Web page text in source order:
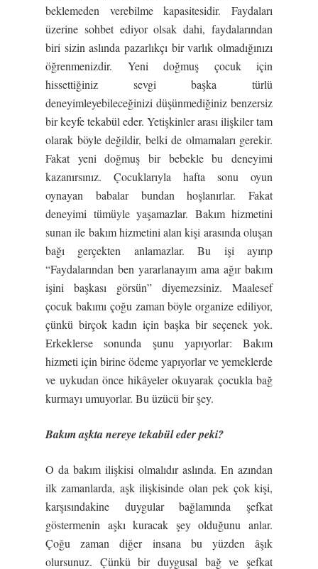
beklemeden verebilme kapasitesidir. Faydaları
üzerine sohbet ediyor olsak dahi, faydalarından
biri sizin aslında pazarlıkçı bir varlık olmadığınızı
öğrenmenizdir. Yeni doğmuş çocuk için
hissettiğiniz sevgi başka türlü
deneyimleyebileceğinizi düşünmediğiniz benzersiz
bir keyfe tekabül eder. Yetişkinler arası ilişkiler tam
olarak böyle değildir, belki de olmamaları gerekir.
Fakat yeni doğmuş bir bebekle bu deneyimi
kazanırsınız. Çocuklarıyla hafta sonu oyun
oynayan babalar bundan hoşlanırlar. Fakat
deneyimi tümüyle yaşamazlar. Bakım hizmetini
sunan ile bakım hizmetini alan kişi arasında oluşan
bağı gerçekten anlamazlar. Bu işi ayırıp
“Faydalarından ben yararlanayım ama ağır bakım
işini başkası görsün” diyemezsiniz. Maalesef
çocuk bakımı çoğu zaman böyle organize ediliyor,
çünkü birçok kadın için başka bir seçenek yok.
Erkeklerse sonunda şunu yapıyorlar: Bakım
hizmeti için birine ödeme yapıyorlar ve yemeklerde
ve uykudan önce hikâyeler okuyarak çocukla bağ
kurmayı umuyorlar. Bu üzücü bir şey.
Bakım aşkta nereye tekabül eder peki?
O da bakım ilişkisi olmalıdır aslında. En azından
ilk zamanlarda, aşk ilişkisinde olan pek çok kişi,
karşısındakine duygular bağlamında şefkat
göstermenin aşkı kuracak şey olduğunu anlar.
Çoğu zaman diğer insana bu yüzden âşık
olursunuz. Çünkü bir duygusal bağ ve şefkat